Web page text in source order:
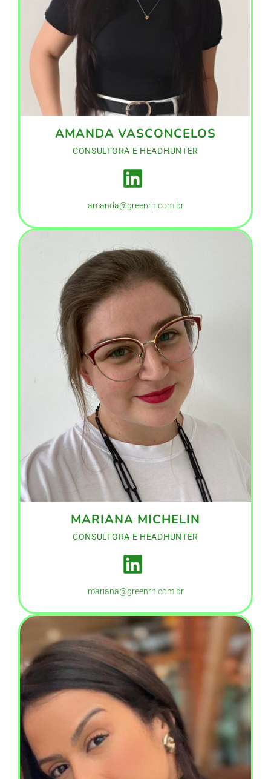
AMANDA VASCONCELOS
CONSULTORA E HEADHUNTER
amanda@greenrh.com.br
MARIANA MICHELIN
CONSULTORA E HEADHUNTER
mariana@greenrh.com.br